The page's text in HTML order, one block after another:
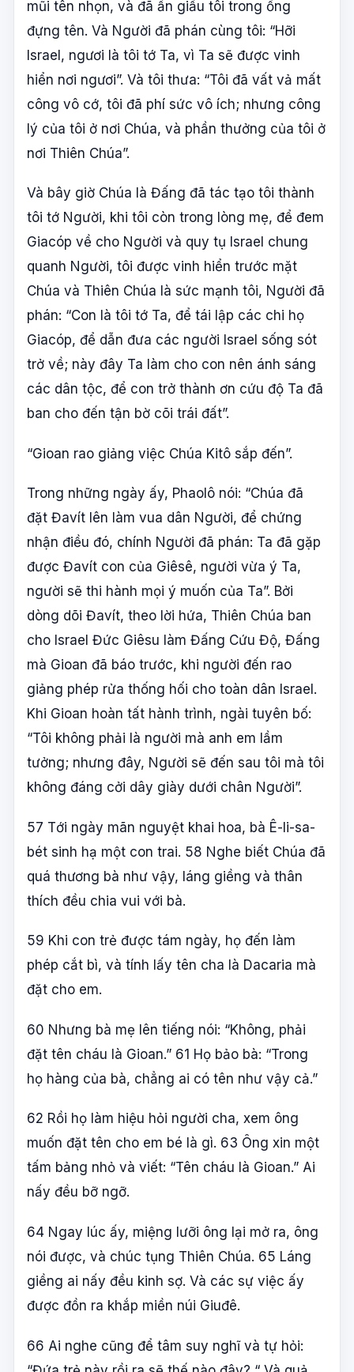
mũi tên nhọn, và đã ẩn giấu tôi trong ống
đựng tên. Và Người đã phán cùng tôi: “Hỡi
Israel, ngươi là tôi tớ Ta, vì Ta sẽ được vinh
hiển nơi ngươi”. Và tôi thưa: “Tôi đã vất vả mất
công vô cớ, tôi đã phí sức vô ích; nhưng công
lý của tôi ở nơi Chúa, và phần thưởng của tôi ở
nơi Thiên Chúa”.
Và bây giờ Chúa là Đấng đã tác tạo tôi thành
tôi tớ Người, khi tôi còn trong lòng mẹ, để đem
Giacóp về cho Người và quy tụ Israel chung
quanh Người, tôi được vinh hiển trước mặt
Chúa và Thiên Chúa là sức mạnh tôi, Người đã
phán: “Con là tôi tớ Ta, để tái lập các chi họ
Giacóp, để dẫn đưa các người Israel sống sót
trở về; này đây Ta làm cho con nên ánh sáng
các dân tộc, để con trở thành ơn cứu độ Ta đã
ban cho đến tận bờ cõi trái đất”.
“Gioan rao giảng việc Chúa Kitô sắp đến”.
Trong những ngày ấy, Phaolô nói: “Chúa đã
đặt Đavít lên làm vua dân Người, để chứng
nhận điều đó, chính Người đã phán: Ta đã gặp
được Đavít con của Giêsê, người vừa ý Ta,
người sẽ thi hành mọi ý muốn của Ta”. Bởi
dòng dõi Đavít, theo lời hứa, Thiên Chúa ban
cho Israel Đức Giêsu làm Đấng Cứu Độ, Đấng
mà Gioan đã báo trước, khi người đến rao
giảng phép rửa thống hối cho toàn dân Israel.
Khi Gioan hoàn tất hành trình, ngài tuyên bố:
“Tôi không phải là người mà anh em lầm
tưởng; nhưng đây, Người sẽ đến sau tôi mà tôi
không đáng cởi dây giày dưới chân Người”.
57 Tới ngày mãn nguyệt khai hoa, bà Ê-li-sa-
bét sinh hạ một con trai. 58 Nghe biết Chúa đã
quá thương bà như vậy, láng giềng và thân
thích đều chia vui với bà.
59 Khi con trẻ được tám ngày, họ đến làm
phép cắt bì, và tính lấy tên cha là Dacaria mà
đặt cho em.
60 Nhưng bà mẹ lên tiếng nói: “Không, phải
đặt tên cháu là Gioan.” 61 Họ bảo bà: “Trong
họ hàng của bà, chẳng ai có tên như vậy cả.”
62 Rồi họ làm hiệu hỏi người cha, xem ông
muốn đặt tên cho em bé là gì. 63 Ông xin một
tấm bảng nhỏ và viết: “Tên cháu là Gioan.” Ai
nấy đều bỡ ngỡ.
64 Ngay lúc ấy, miệng lưỡi ông lại mở ra, ông
nói được, và chúc tụng Thiên Chúa. 65 Láng
giềng ai nấy đều kinh sợ. Và các sự việc ấy
được đồn ra khắp miền núi Giuđê.
66 Ai nghe cũng để tâm suy nghĩ và tự hỏi: